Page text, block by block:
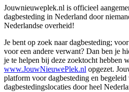
Jouwnieuweplek.nl is officieel
dagbesteding in Nederland door
Nederlandse overheid!
Je bent op zoek naar dagbesteding;
voor een andere verwant? Dan ben je
je te helpen bij deze zoektocht hebben
www.JouwNieuwePlek.nl opgezet.
platform voor dagbesteding en
dagbestedingslocaties door heel